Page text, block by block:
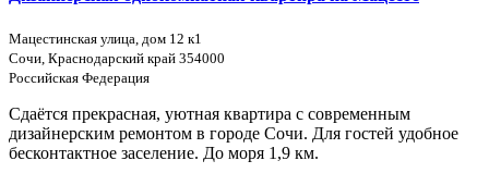
Мацестинская улица, дом 12 к1
Сочи, Краснодарский край 354000
Российская Федерация
Сдаётся прекрасная, уютная квартира с современным
дизайнерским ремонтом в городе Сочи. Для гостей удобное
бесконтактное заселение. До моря 1,9 км.